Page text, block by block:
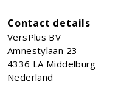
Contact details
VersPlus BV
Amnestylaan 23
4336 LA Middelburg
Nederland